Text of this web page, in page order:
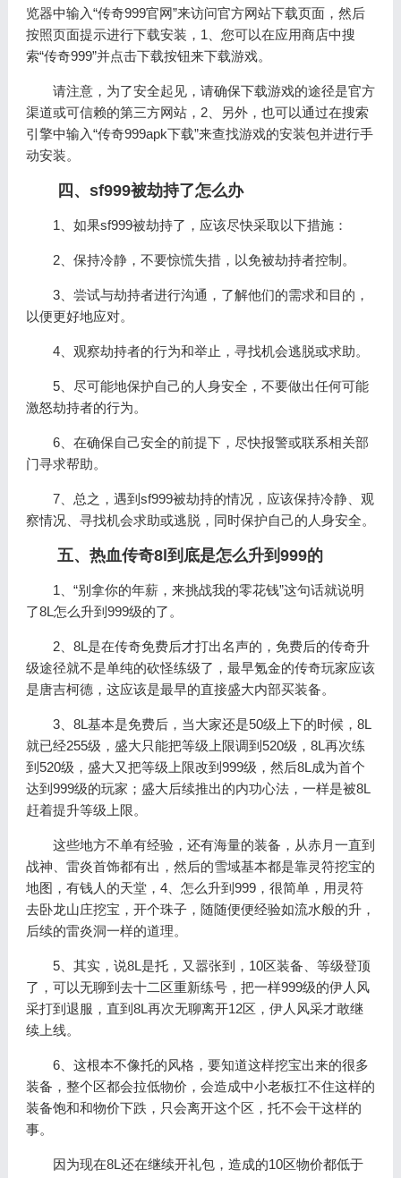
览器中输入“传奇999官网”来访问官方网站下载页面，然后
按照页面提示进行下载安装，1、您可以在应用商店中搜
索“传奇999”并点击下载按钮来下载游戏。
请注意，为了安全起见，请确保下载游戏的途径是官方
渠道或可信赖的第三方网站，2、另外，也可以通过在搜索
引擎中输入“传奇999apk下载”来查找游戏的安装包并进行手
动安装。
四、sf999被劫持了怎么办
1、如果sf999被劫持了，应该尽快采取以下措施：
2、保持冷静，不要惊慌失措，以免被劫持者控制。
3、尝试与劫持者进行沟通，了解他们的需求和目的，
以便更好地应对。
4、观察劫持者的行为和举止，寻找机会逃脱或求助。
5、尽可能地保护自己的人身安全，不要做出任何可能
激怒劫持者的行为。
6、在确保自己安全的前提下，尽快报警或联系相关部
门寻求帮助。
7、总之，遇到sf999被劫持的情况，应该保持冷静、观
察情况、寻找机会求助或逃脱，同时保护自己的人身安全。
五、热血传奇8l到底是怎么升到999的
1、“别拿你的年薪，来挑战我的零花钱”这句话就说明
了8L怎么升到999级的了。
2、8L是在传奇免费后才打出名声的，免费后的传奇升
级途径就不是单纯的砍怪练级了，最早氪金的传奇玩家应该
是唐吉柯德，这应该是最早的直接盛大内部买装备。
3、8L基本是免费后，当大家还是50级上下的时候，8L
就已经255级，盛大只能把等级上限调到520级，8L再次练
到520级，盛大又把等级上限改到999级，然后8L成为首个
达到999级的玩家；盛大后续推出的内功心法，一样是被8L
赶着提升等级上限。
这些地方不单有经验，还有海量的装备，从赤月一直到
战神、雷炎首饰都有出，然后的雪域基本都是靠灵符挖宝的
地图，有钱人的天堂，4、怎么升到999，很简单，用灵符
去卧龙山庄挖宝，开个珠子，随随便便经验如流水般的升，
后续的雷炎洞一样的道理。
5、其实，说8L是托，又嚣张到，10区装备、等级登顶
了，可以无聊到去十二区重新练号，把一样999级的伊人风
采打到退服，直到8L再次无聊离开12区，伊人风采才敢继
续上线。
6、这根本不像托的风格，要知道这样挖宝出来的很多
装备，整个区都会拉低物价，会造成中小老板扛不住这样的
装备饱和和物价下跌，只会离开这个区，托不会干这样的
事。
因为现在8L还在继续开礼包，造成的10区物价都低于